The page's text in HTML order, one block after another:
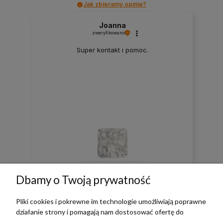
Jak zbieramy opinie?
Joanna
zweryfikowano
Super kontakt i pomoc.
Dbamy o Twoją prywatność
Pliki cookies i pokrewne im technologie umożliwiają poprawne
działanie strony i pomagają nam dostosować ofertę do